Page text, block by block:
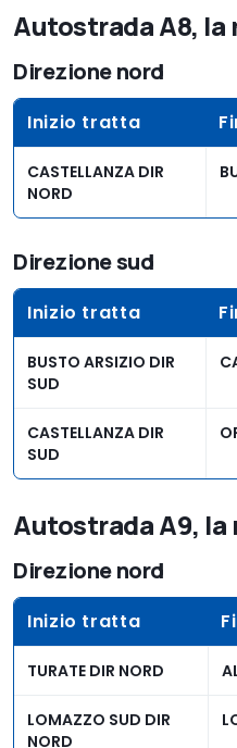
Autostrada A8,
Direzione nord
Inizio tratta
CASTELLANZA DIR
NORD
Direzione sud
Inizio tratta
BUSTO ARSIZIO DIR
SUD
CASTELLANZA DIR
SUD
Autostrada A9,
Direzione nord
Inizio tratta
TURATE DIR NORD
LOMAZZO SUD DIR
NORD